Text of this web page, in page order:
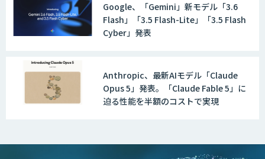
Google、「Gemini」新モデル「3.6
Flash」「3.5 Flash-Lite」「3.5 Flash
Cyber」発表
Anthropic、最新AIモデル「Claude
Opus 5」発表。「Claude Fable 5」に
迫る性能を半額のコストで実現